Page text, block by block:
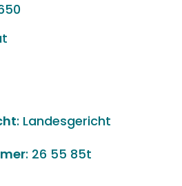
: Landesgericht
: 26 55 85t